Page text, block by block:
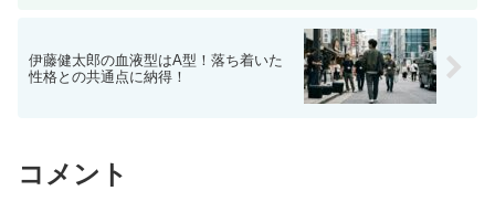
伊藤健太郎の血液型はA型！落ち着いた
性格との共通点に納得！
コメント